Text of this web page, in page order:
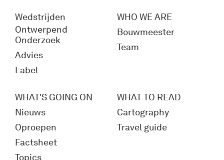
Wedstrijden
Ontwerpend
Onderzoek
Advies
Label
WHO WE ARE
Bouwmeester
Team
WHAT'S GOING ON
Nieuws
Oproepen
Factsheet
Topics
WHAT TO READ
Cartography
Travel guide